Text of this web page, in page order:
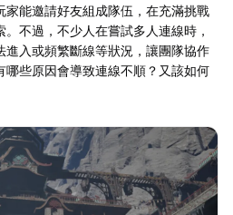
家能邀請好友組成隊伍，在充滿挑戰
不過，不少人在嘗試多人連線時，
進入或頻繁斷線等狀況，讓團隊協作
哪些原因會導致連線不順？又該如何